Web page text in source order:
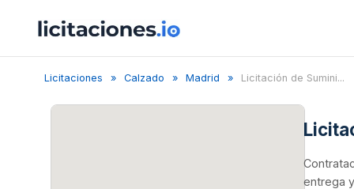
Licitaciones Calzado Madrid Licitación de Sumini...
entrega